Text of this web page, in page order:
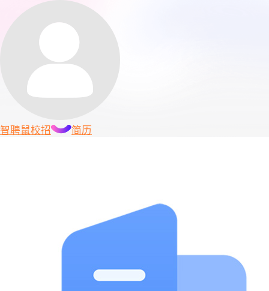
智聘鼠校招 简历